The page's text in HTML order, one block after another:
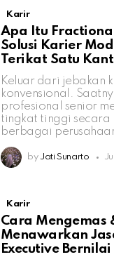
Karir
Apa Itu
Solusi Karier
Terikat Satu
Keluar dari jebakan
konvensional.
profesional senior
tingkat tinggi secara
berbagai
by Jati Sunarto
Karir
Cara Mengemas
Menawarkan
Executive